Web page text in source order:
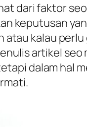
dari faktor
keputusan
kalau
artikel seo
dalam hal